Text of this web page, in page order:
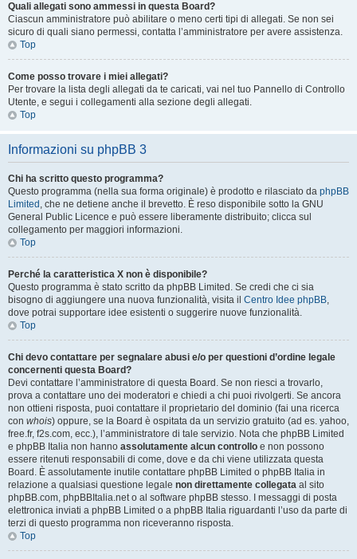
Quali allegati sono ammessi in questa Board?
Ciascun amministratore può abilitare o meno certi tipi di allegati. Se non sei
sicuro di quali siano permessi, contatta l’amministratore per avere assistenza.
Top
Come posso trovare i miei allegati?
Per trovare la lista degli allegati da te caricati, vai nel tuo Pannello di Controllo
Utente, e segui i collegamenti alla sezione degli allegati.
Top
Informazioni su phpBB 3
Chi ha scritto questo programma?
Questo programma (nella sua forma originale) è prodotto e rilasciato da phpBB
Limited , che ne detiene anche il brevetto. È reso disponibile sotto la GNU
General Public Licence e può essere liberamente distribuito; clicca sul
collegamento per maggiori informazioni.
Top
Perché la caratteristica X non è disponibile?
Questo programma è stato scritto da phpBB Limited. Se credi che ci sia
bisogno di aggiungere una nuova funzionalità, visita il Centro Idee phpBB,
dove potrai supportare idee esistenti o suggerire nuove funzionalità.
Top
Chi devo contattare per segnalare abusi e/o per questioni d’ordine legale
concernenti questa Board?
Devi contattare l’amministratore di questa Board. Se non riesci a trovarlo,
prova a contattare uno dei moderatori e chiedi a chi puoi rivolgerti. Se ancora
non ottieni risposta, puoi contattare il proprietario del dominio (fai una ricerca
con whois) oppure, se la Board è ospitata da un servizio gratuito (ad es. yahoo,
free.fr, f2s.com, ecc.), l’amministratore di tale servizio. Nota che phpBB Limited
e phpBB Italia non hanno assolutamente alcun controllo e non possono
essere ritenuti responsabili di come, dove e da chi viene utilizzata questa
Board. È assolutamente inutile contattare phpBB Limited o phpBB Italia in
relazione a qualsiasi questione legale non direttamente collegata al sito
phpBB.com, phpBBItalia.net o al software phpBB stesso. I messaggi di posta
elettronica inviati a phpBB Limited o a phpBB Italia riguardanti l’uso da parte di
terzi di questo programma non riceveranno risposta.
Top